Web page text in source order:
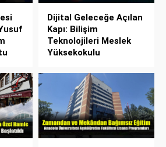
Dijital Geleceğe Açılan
Kapı: Bilişim
Teknolojileri Meslek
Yüksekokulu